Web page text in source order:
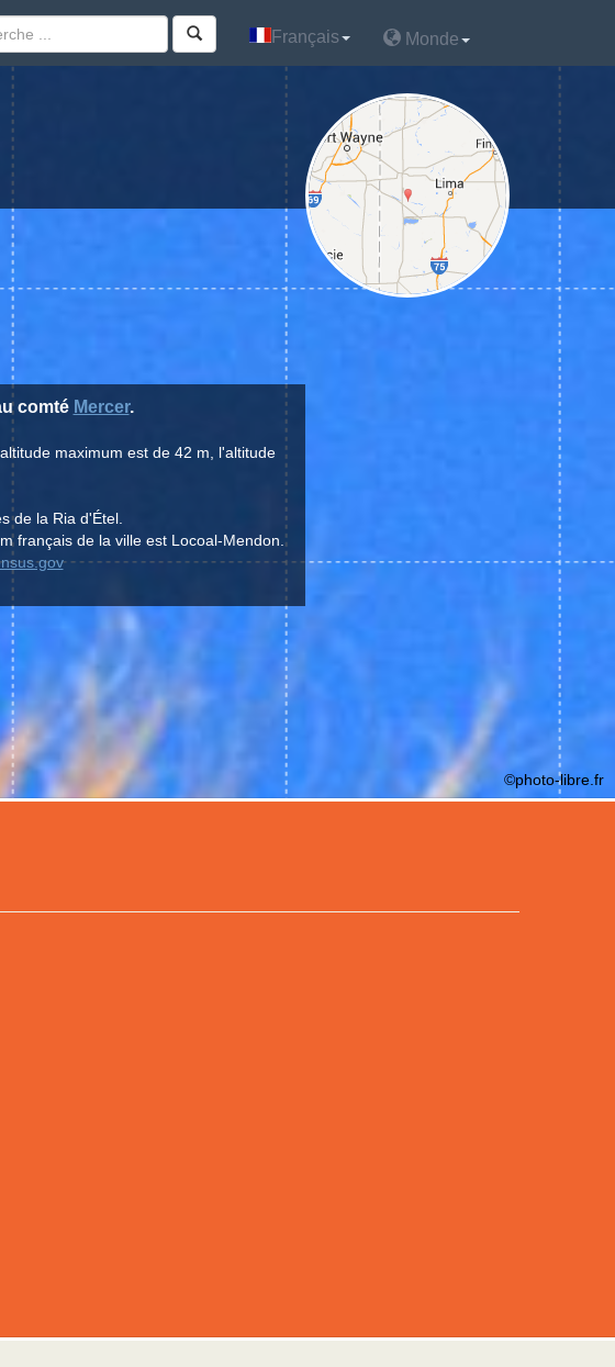
Français Monde
comté Mercer.
maximum est de 42 m, l'altitude
de la Ria d'Étel.
français de la ville est Locoal-Mendon.
©photo-libre.fr
Français Monde